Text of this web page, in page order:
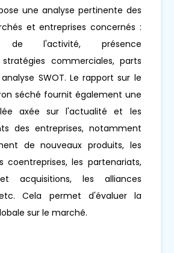
une analyse pertinente des
et entreprises concernés :
de l'activité, présence
stratégies commerciales, parts
SWOT. Le rapport sur le
séché fournit également une
axée sur l'actualité et les
des entreprises, notamment
de nouveaux produits, les
coentreprises, les partenariats,
acquisitions, les alliances
Cela permet d'évaluer la
sur le marché.